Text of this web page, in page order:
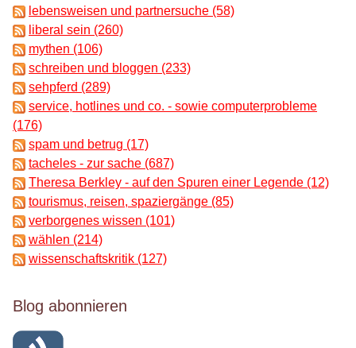
lebensweisen und partnersuche (58)
liberal sein (260)
mythen (106)
schreiben und bloggen (233)
sehpferd (289)
service, hotlines und co. - sowie computerprobleme
(176)
spam und betrug (17)
tacheles - zur sache (687)
Theresa Berkley - auf den Spuren einer Legende (12)
tourismus, reisen, spaziergänge (85)
verborgenes wissen (101)
wählen (214)
wissenschaftskritik (127)
Blog abonnieren